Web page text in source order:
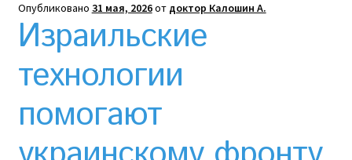
Корзина
Мой аккаунт
Необычный союз NAnews и Nikk.Agency
Отзывы про Клексан
Опубликовано 31 мая, 2026от доктор Калошин А.
Израильские
технологии
помогают